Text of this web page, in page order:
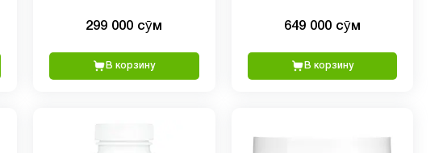
299 000 сӯм
В корзину
649 000 сӯм
В корзину